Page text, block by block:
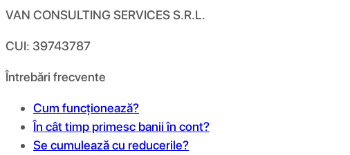
VAN CONSULTING SERVICES S.R.L.
CUI: 39743787
Întrebări frecvente
Cum funcționează?
În cât timp primesc banii în cont?
Se cumulează cu reducerile?